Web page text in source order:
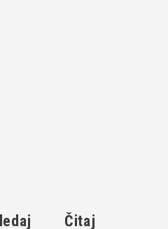
Čitaj